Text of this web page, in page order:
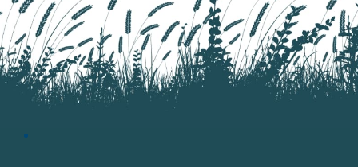
E-mail:*
Valider
Valider